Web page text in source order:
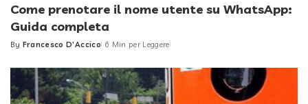
Come prenotare il nome utente su WhatsApp:
Guida completa
Posted
By Francesco D'Accico 6 Min per Leggere